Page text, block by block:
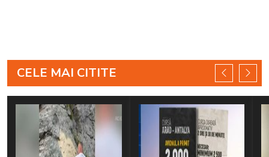
CELE MAI CITITE